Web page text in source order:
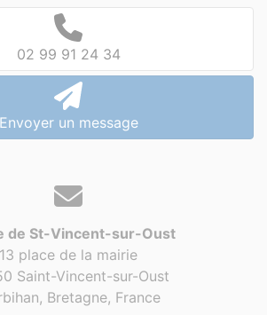
02 99 91 24 34
Envoyer un message
de St-Vincent-sur-Oust
13 place de la mairie
Saint-Vincent-sur-Oust
Bretagne, France